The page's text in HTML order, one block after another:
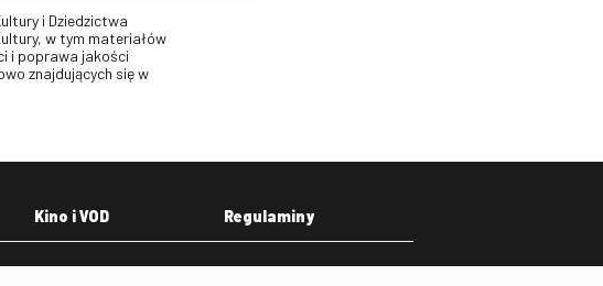
i Dziedzictwa
w tym materiałów
i poprawa jakości
znajdujących się w
Kino i VOD Regulaminy